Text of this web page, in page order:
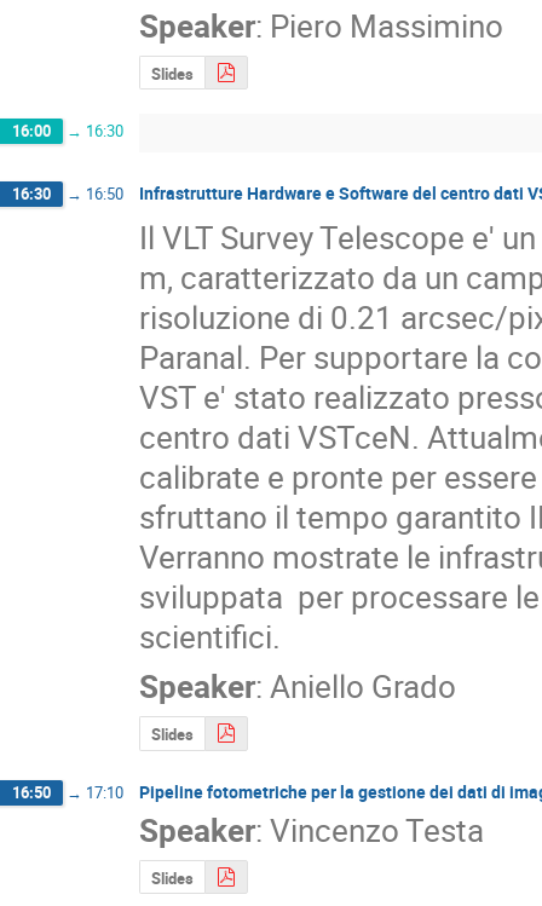
Speaker: Piero Massimino
Slides
16:00 → 16:30
16:30 → 16:50 Infrastrutture Hardware e Software del centro dati
Il VLT Survey Telescope e'
m, caratterizzato da un
risoluzione di 0.21 arcsec/
Paranal. Per supportare la
VST e' stato realizzato
centro dati VSTceN.
calibrate e pronte per
sfruttano il tempo garantito
Verranno mostrate le
sviluppata  per processare
scientifici.
Speaker:Aniello Grado
Slides
16:50 → 17:10 Pipeline fotometriche per la gestione dei dati di
Speaker:Vincenzo Testa
Slides